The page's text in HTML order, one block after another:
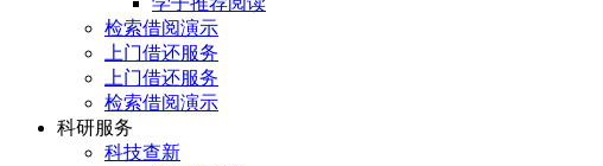
检索借阅演示
上门借还服务
上门借还服务
检索借阅演示
科研服务
科技查新